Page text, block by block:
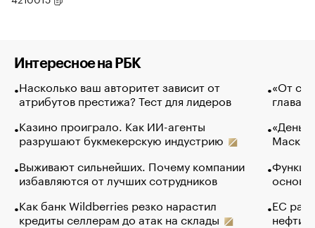
Интересное на РБК
Насколько ваш авторитет зависит от
атрибутов престижа? Тест для лидеров
Казино проиграло. Как ИИ-агенты
разрушают букмекерскую индустрию
Выживают сильнейших. Почему компании
избавляются от лучших сотрудников
Как банк Wildberries резко нарастил
кредиты селлерам до атак на склады
«От
глава
Маск в
основ
ЕС
нефти